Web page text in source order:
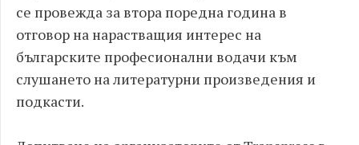
се провежда за втора поредна година в
отговор на нарастващия интерес на
българските професионални водачи към
слушането на литературни произведения и
подкасти.